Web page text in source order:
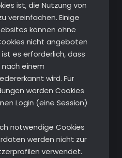
ist, die Nutzung von
vereinfachen. Einige
können ohne
nicht angeboten
ist es erforderlich, dass
nach einem
wird. Für
werden Cookies
Login (eine Session)
notwendige Cookies
werden nicht zur
verwendet.